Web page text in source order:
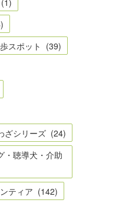
(1)
)
スポット (39)
ざシリーズ (24)
・聴導犬・介助
ティア (142)